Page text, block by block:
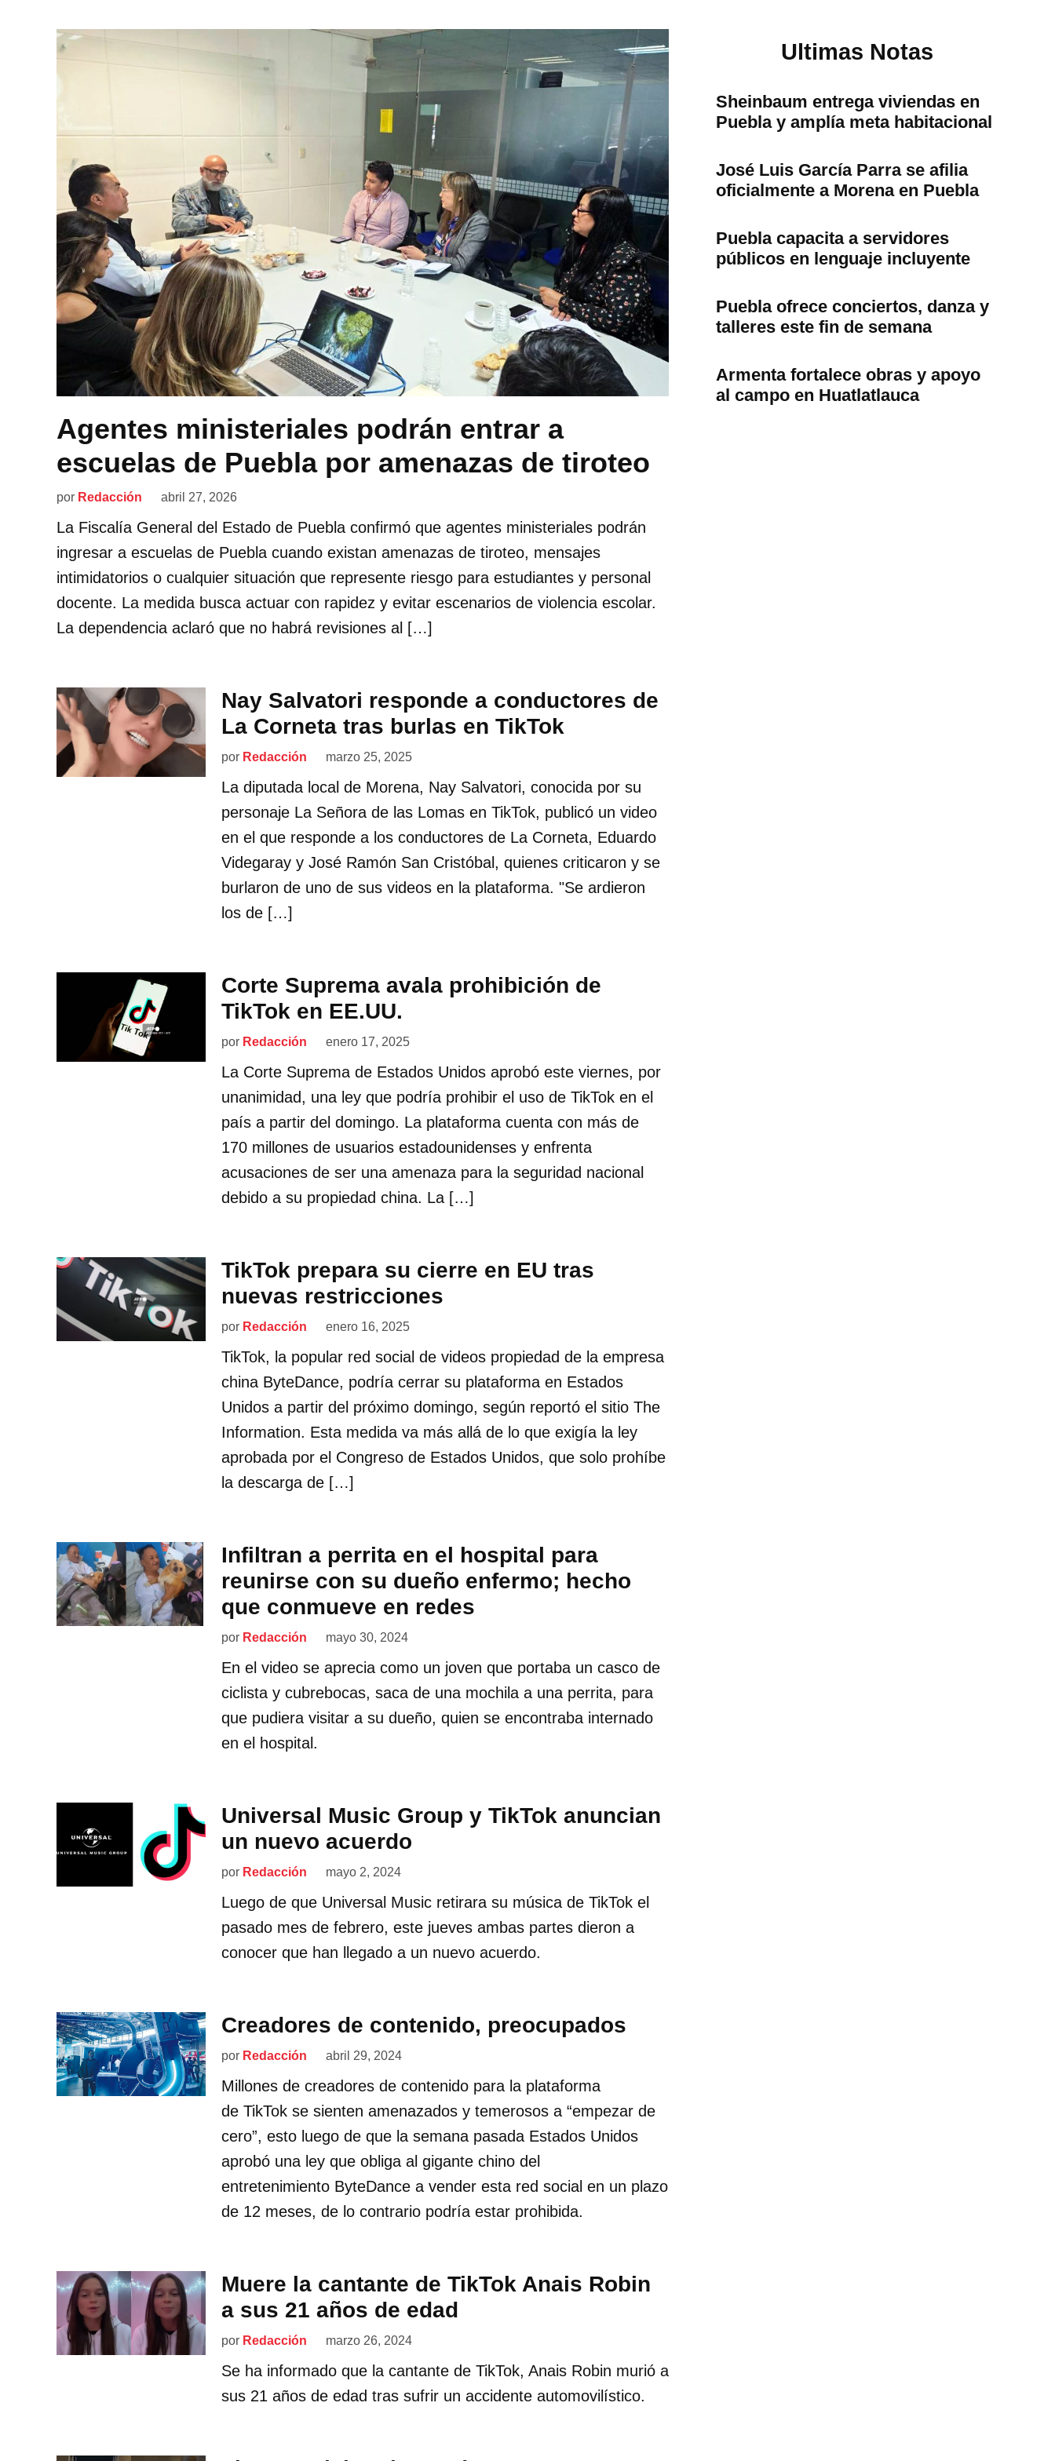
Agentes ministeriales podrán entrar a
escuelas de Puebla por amenazas de tiroteo
por Redacción abril 27, 2026
La Fiscalía General del Estado de Puebla confirmó que agentes ministeriales podrán
ingresar a escuelas de Puebla cuando existan amenazas de tiroteo, mensajes
intimidatorios o cualquier situación que represente riesgo para estudiantes y personal
docente. La medida busca actuar con rapidez y evitar escenarios de violencia escolar.
La dependencia aclaró que no habrá revisiones al […]
Nay Salvatori responde a conductores de
La Corneta tras burlas en TikTok
por Redacción marzo 25, 2025
La diputada local de Morena, Nay Salvatori, conocida por su
personaje La Señora de las Lomas en TikTok, publicó un video
en el que responde a los conductores de La Corneta, Eduardo
Videgaray y José Ramón San Cristóbal, quienes criticaron y se
burlaron de uno de sus videos en la plataforma. "Se ardieron
los de […]
Corte Suprema avala prohibición de
TikTok en EE.UU.
por Redacción enero 17, 2025
La Corte Suprema de Estados Unidos aprobó este viernes, por
unanimidad, una ley que podría prohibir el uso de TikTok en el
país a partir del domingo. La plataforma cuenta con más de
170 millones de usuarios estadounidenses y enfrenta
acusaciones de ser una amenaza para la seguridad nacional
debido a su propiedad china. La […]
TikTok prepara su cierre en EU tras
nuevas restricciones
por Redacción enero 16, 2025
TikTok, la popular red social de videos propiedad de la empresa
china ByteDance, podría cerrar su plataforma en Estados
Unidos a partir del próximo domingo, según reportó el sitio The
Information. Esta medida va más allá de lo que exigía la ley
aprobada por el Congreso de Estados Unidos, que solo prohíbe
la descarga de […]
Infiltran a perrita en el hospital para
reunirse con su dueño enfermo; hecho
que conmueve en redes
por Redacción mayo 30, 2024
En el video se aprecia como un joven que portaba un casco de
ciclista y cubrebocas, saca de una mochila a una perrita, para
que pudiera visitar a su dueño, quien se encontraba internado
en el hospital.
Universal Music Group y TikTok anuncian
un nuevo acuerdo
por Redacción mayo 2, 2024
Luego de que Universal Music retirara su música de TikTok el
pasado mes de febrero, este jueves ambas partes dieron a
conocer que han llegado a un nuevo acuerdo.
Creadores de contenido, preocupados
por Redacción abril 29, 2024
Millones de creadores de contenido para la plataforma
de TikTok se sienten amenazados y temerosos a “empezar de
cero”, esto luego de que la semana pasada Estados Unidos
aprobó una ley que obliga al gigante chino del
entretenimiento ByteDance a vender esta red social en un plazo
de 12 meses, de lo contrario podría estar prohibida.
Muere la cantante de TikTok Anais Robin
a sus 21 años de edad
por Redacción marzo 26, 2024
Se ha informado que la cantante de TikTok, Anais Robin murió a
sus 21 años de edad tras sufrir un accidente automovilístico.
Ultimas Notas
Sheinbaum entrega viviendas en
Puebla y amplía meta habitacional
José Luis García Parra se afilia
oficialmente a Morena en Puebla
Puebla capacita a servidores
públicos en lenguaje incluyente
Puebla ofrece conciertos, danza y
talleres este fin de semana
Armenta fortalece obras y apoyo
al campo en Huatlatlauca